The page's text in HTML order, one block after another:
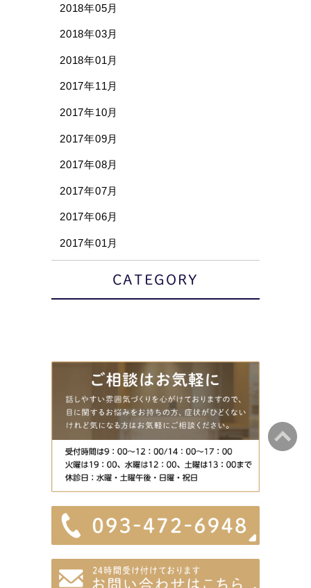
2018年05月
2018年03月
2018年01月
2017年11月
2017年10月
2017年09月
2017年08月
2017年07月
2017年06月
2017年01月
CATEGORY